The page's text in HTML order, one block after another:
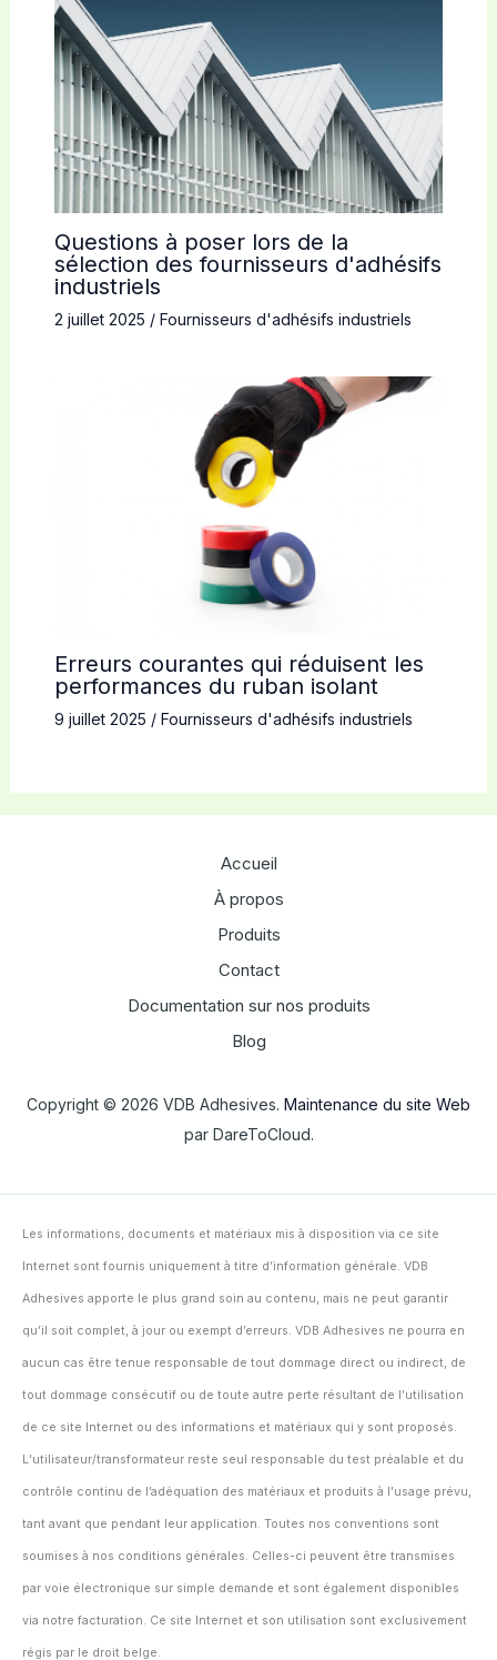
Questions à poser lors de la
sélection des fournisseurs d'adhésifs
industriels
2 juillet 2025 / Fournisseurs d'adhésifs industriels
Erreurs courantes qui réduisent les
performances du ruban isolant
9 juillet 2025 / Fournisseurs d'adhésifs industriels
Accueil
À propos
Produits
Contact
Documentation sur nos produits
Blog
Copyright © 2026 VDB Adhesives. Maintenance du site Web
par DareToCloud.
Les informations, documents et matériaux mis à disposition via ce site
Internet sont fournis uniquement à titre d’information générale. VDB
Adhesives apporte le plus grand soin au contenu, mais ne peut garantir
qu’il soit complet, à jour ou exempt d’erreurs. VDB Adhesives ne pourra en
aucun cas être tenue responsable de tout dommage direct ou indirect, de
tout dommage consécutif ou de toute autre perte résultant de l’utilisation
de ce site Internet ou des informations et matériaux qui y sont proposés.
L’utilisateur/transformateur reste seul responsable du test préalable et du
contrôle continu de l’adéquation des matériaux et produits à l’usage prévu,
tant avant que pendant leur application. Toutes nos conventions sont
soumises à nos conditions générales. Celles-ci peuvent être transmises
par voie électronique sur simple demande et sont également disponibles
via notre facturation. Ce site Internet et son utilisation sont exclusivement
régis par le droit belge.